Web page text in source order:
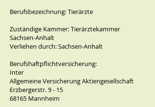
Berufsbezeichnung: Tierärzte
Zuständige Kammer: Tierärztekammer
Sachsen-Anhalt
Verliehen durch: Sachsen-Anhalt
Berufshaftpflichtversicherung:
Inter
Allgemeine Versicherung Aktiengesellschaft
Erzbergerstr. 9 - 15
68165 Mannheim